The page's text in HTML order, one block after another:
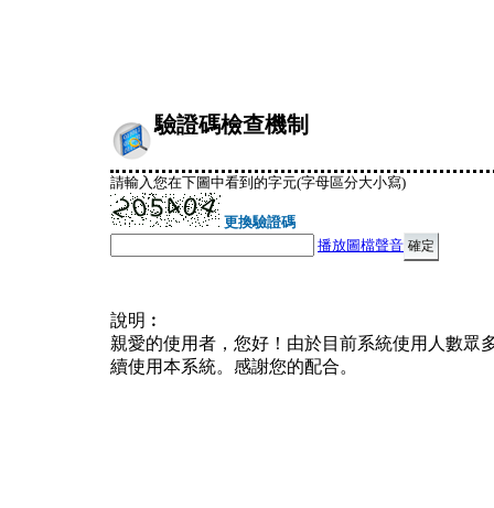
驗證碼檢查機制
請輸入您在下圖中看到的字元(字母區分大小寫)
更換驗證碼
播放圖檔聲音
說明︰
親愛的使用者，您好！由於目前系統使用人數眾
續使用本系統。感謝您的配合。